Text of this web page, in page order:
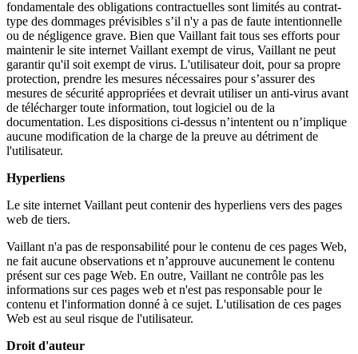
fondamentale des obligations contractuelles sont limités au contrat-
type des dommages prévisibles s’il n'y a pas de faute intentionnelle
ou de négligence grave. Bien que Vaillant fait tous ses efforts pour
maintenir le site internet Vaillant exempt de virus, Vaillant ne peut
garantir qu'il soit exempt de virus. L'utilisateur doit, pour sa propre
protection, prendre les mesures nécessaires pour s’assurer des
mesures de sécurité appropriées et devrait utiliser un anti-virus avant
de télécharger toute information, tout logiciel ou de la
documentation. Les dispositions ci-dessus n’intentent ou n’implique
aucune modification de la charge de la preuve au détriment de
l'utilisateur.
Hyperliens
Le site internet Vaillant peut contenir des hyperliens vers des pages
web de tiers.
Vaillant n'a pas de responsabilité pour le contenu de ces pages Web,
ne fait aucune observations et n’approuve aucunement le contenu
présent sur ces page Web. En outre, Vaillant ne contrôle pas les
informations sur ces pages web et n'est pas responsable pour le
contenu et l'information donné à ce sujet. L'utilisation de ces pages
Web est au seul risque de l'utilisateur.
Droit d'auteur